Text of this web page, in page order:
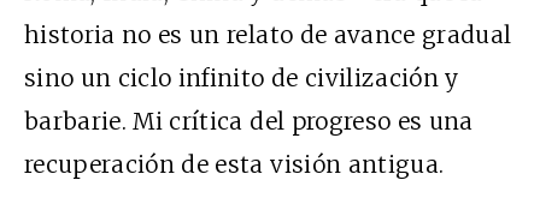
historia no es un relato de avance gradual
sino un ciclo infinito de civilización y
barbarie. Mi crítica del progreso es una
recuperación de esta visión antigua.